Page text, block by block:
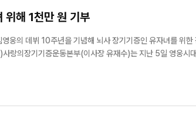
위해 1천만 원 기부
웅의 데뷔 10주년을 기념해 뇌사 장기기증인 유자녀를 위한